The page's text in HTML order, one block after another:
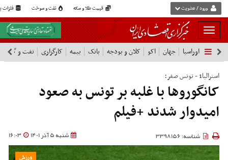
قیمت طلا و سکه نفت و سوخت فلزات ورود / عضویت
بار
و
بسته
نمودن
فهرست
اوراسیا جهان اکو کلان و بودجه بانک بیمه کارگزاری نفت و گاز
استرالیا1 - تونس صفر؛
کانگوروها با غلبه بر تونس به صعود
امیدوار شدند +فیلم
شنبه 5 آذر 1401 16:03 شناسه: 3398156
ورزش